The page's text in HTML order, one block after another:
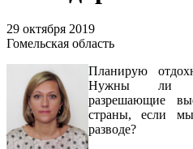
29 октября 2019
Гомельская область
Планирую
Нужны ли
разрешающие
страны, если
разводе?